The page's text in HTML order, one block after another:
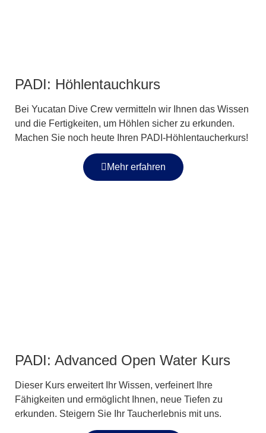
PADI: Höhlentauchkurs
Bei Yucatan Dive Crew vermitteln wir Ihnen das Wissen
und die Fertigkeiten, um Höhlen sicher zu erkunden.
Machen Sie noch heute Ihren PADI-Höhlentaucherkurs!
Mehr erfahren
PADI: Advanced Open Water Kurs
Dieser Kurs erweitert Ihr Wissen, verfeinert Ihre
Fähigkeiten und ermöglicht Ihnen, neue Tiefen zu
erkunden. Steigern Sie Ihr Taucherlebnis mit uns.